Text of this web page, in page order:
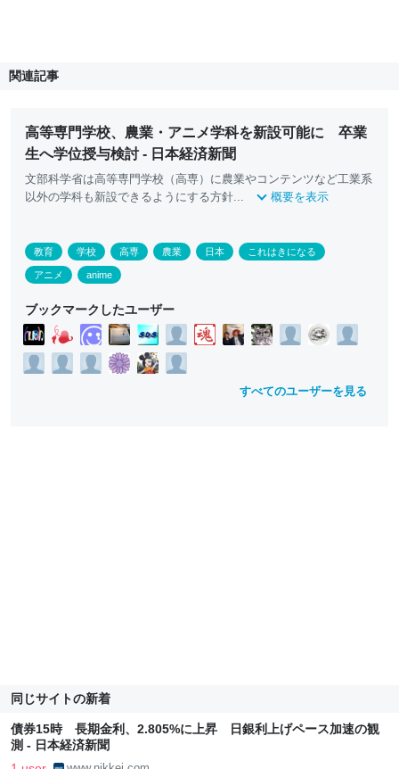
関連記事
高等専門学校、農業・アニメ学科を新設可能に 卒業
生へ学位授与検討 - 日本経済新聞
文部科学省は高等専門学校（高専）に農業やコンテンツなど工業系
以外の学科も新設できるようにする方針...
概要を表示
教育 学校 高専 農業 日本 これはきになる
アニメ anime
ブックマークしたユーザー
すべてのユーザーを見る
同じサイトの新着
債券15時 長期金利、2.805%に上昇 日銀利上げペース加速の観
測 - 日本経済新聞